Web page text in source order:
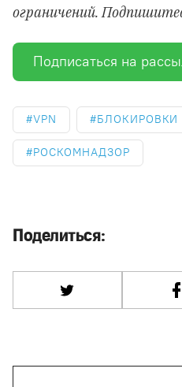
ограничений.
Подписаться на
VPN БЛОКИРОВКИ
РОСКОМНАДЗОР
Поделиться: